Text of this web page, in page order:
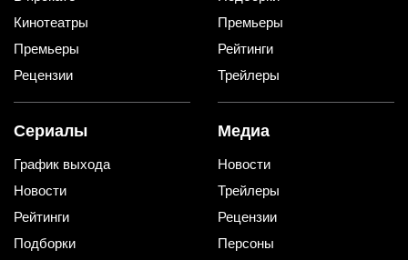
Кинотеатры
Премьеры
Рецензии
Премьеры
Рейтинги
Трейлеры
Сериалы
График выхода
Новости
Рейтинги
Подборки
Медиа
Новости
Трейлеры
Рецензии
Персоны